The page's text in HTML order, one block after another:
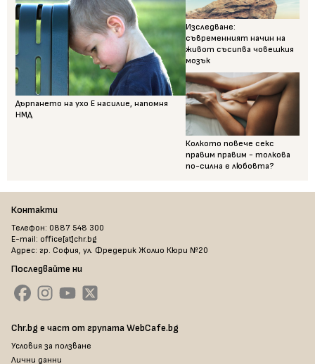
Дърпането на ухо Е насилие, напомня
НМД
Изследване:
съвременният начин на
живот съсипва човешкия
мозък
Колкото повече секс
правим правим - толкова
по-силна е любовта?
Контакти
Телефон: 0887 548 300
E-mail: office[at]chr.bg
Адрес: гр. София, ул. Фредерик Жолио Кюри №20
Последвайте ни
Chr.bg е част от групата WebCafe.bg
Условия за ползване
Лични данни